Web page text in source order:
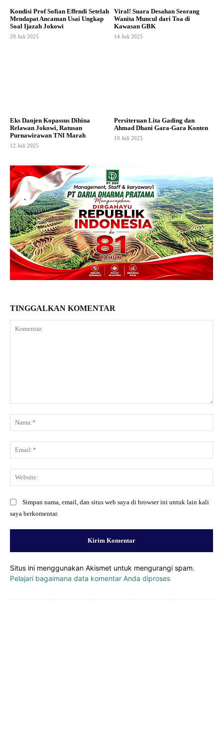
Kondisi Prof Sofian Effendi Setelah
Mendapat Ancaman Usai Ungkap
Soal Ijazah Jokowi
20 Juli 2025
Viral! Suara Desahan Seorang
Wanita Muncul dari Toa di
Kawasan GBK
14 Juli 2025
Eks Danjen Kopassus Dihina
Relawan Jokowi, Ratusan
Purnawirawan TNI Marah
12 Juli 2025
Persiteruan Lita Gading dan
Ahmad Dhani Gara-Gara Konten
10 Juli 2025
TINGGALKAN KOMENTAR
Simpan nama, email, dan situs web saya di browser ini untuk lain kali
saya berkomentar.
Situs ini menggunakan Akismet untuk mengurangi spam.
Pelajari bagaimana data komentar Anda diproses